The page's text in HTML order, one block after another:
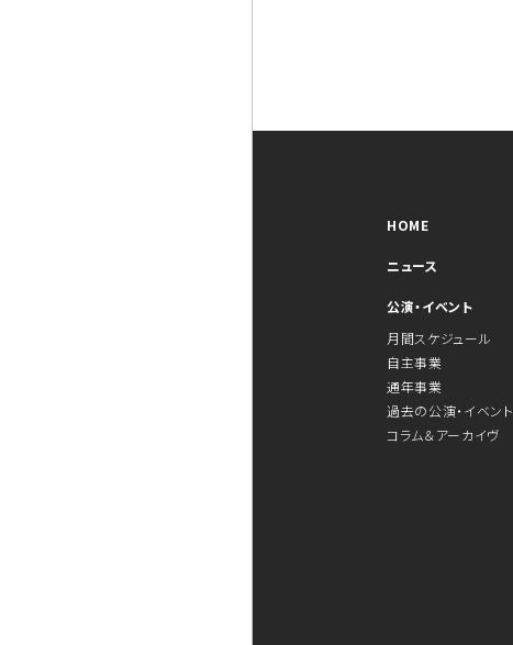
HOME
ニュース
公演・イベント
月間スケジュール
自主事業
通年事業
過去の公演・イベント
コラム＆アーカイヴ